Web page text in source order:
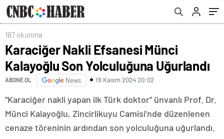
187 okunma
Karaciğer Nakli Efsanesi Münci
Kalayoğlu Son Yolculuğuna Uğurlandı
ABONE OL News 19 Kasım 2024 20:02
“Karaciğer nakli yapan ilk Türk doktor” ünvanlı Prof. Dr.
Münci Kalayoğlu, Zincirlikuyu Camisi’nde düzenlenen
cenaze töreninin ardından son yolculuğuna uğurlandı.